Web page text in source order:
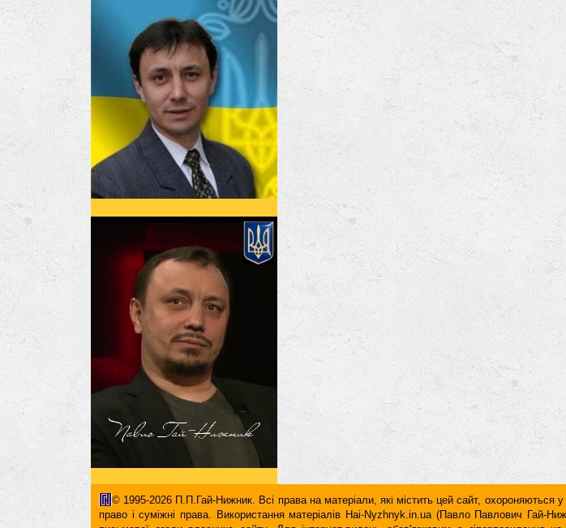
© 1995-2026 П.П.Гай-Нижник. Всі права на матеріали, які містить цей сайт, охороняються у
право і суміжні права. Використання матерiалiв Hai-Nyzhnyk.in.ua (Павло Павлович Гай-
письмової згоди власника сайту. Для iнтернет-видань обов'язковим є гiперпосилання
гіперпосилання повинні міститися виключно в першому чи в другому абзаці тексту.